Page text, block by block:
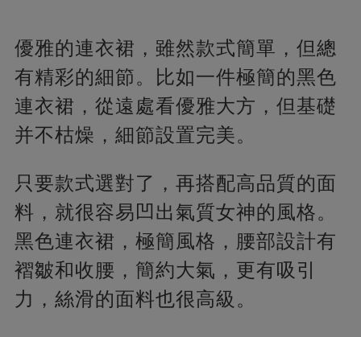
優雅的連衣裙，雖然款式簡單，但總
有精彩的細節。比如一件極簡的黑色
連衣裙，從遠處看優雅大方，但基礎
并不枯燥，細節設置完美。
只要款式選對了，再搭配高品質的面
料，就很容易凹出氣質女神的風格。
黑色連衣裙，極簡風格，腰部設計有
褶皺和收腰，簡約大氣，更有吸引
力，絲滑的面料也很高級。